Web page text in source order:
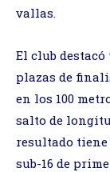
vallas.
El club
plazas de
en los 100
salto de
resultado
sub-16 de